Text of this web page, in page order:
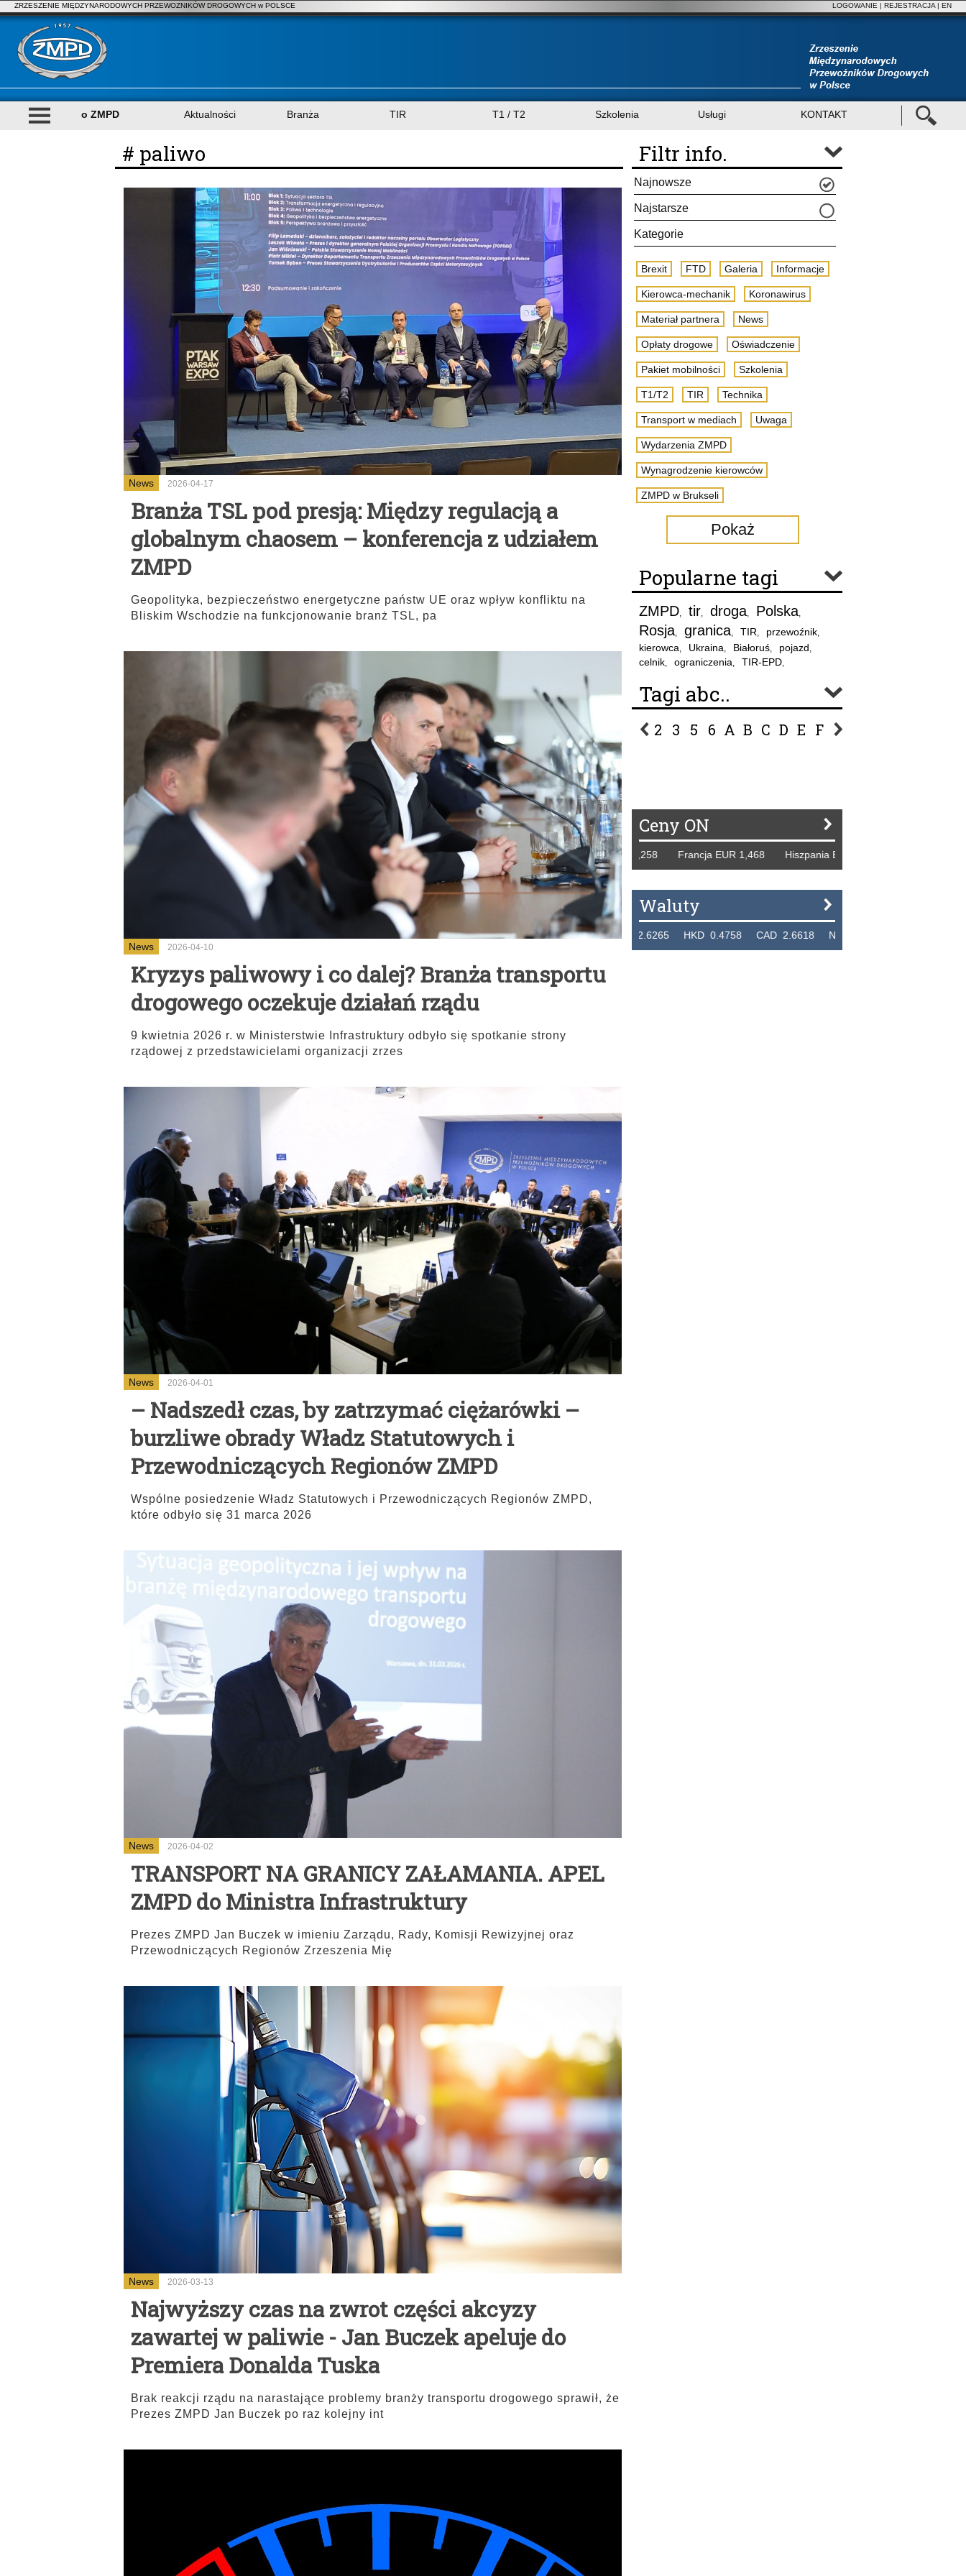
ZRZESZENIE MIĘDZYNARODOWYCH PRZEWOZNIKÓW DROGOWYCH w POLSCE LOGOWANIE | REJESTRACJA | EN
o ZMPD Aktualności Branża TIR T1 / T2 Szkolenia Usługi KONTAKT
# paliwo
News 2026-04-17
Branża TSL pod presją: Między regulacją a
globalnym chaosem – konferencja z udziałem
ZMPD
Geopolityka, bezpieczeństwo energetyczne państw UE oraz wpływ konfliktu na
Bliskim Wschodzie na funkcjonowanie branż TSL, pa
News 2026-04-10
Kryzys paliwowy i co dalej? Branża transportu
drogowego oczekuje działań rządu
9 kwietnia 2026 r. w Ministerstwie Infrastruktury odbyło się spotkanie strony
rządowej z przedstawicielami organizacji zrzes
News 2026-04-01
– Nadszedł czas, by zatrzymać ciężarówki –
burzliwe obrady Władz Statutowych i
Przewodniczących Regionów ZMPD
Wspólne posiedzenie Władz Statutowych i Przewodniczących Regionów ZMPD,
które odbyło się 31 marca 2026
News 2026-04-02
TRANSPORT NA GRANICY ZAŁAMANIA. APEL
ZMPD do Ministra Infrastruktury
Prezes ZMPD Jan Buczek w imieniu Zarządu, Rady, Komisji Rewizyjnej oraz
Przewodniczących Regionów Zrzeszenia Mię
News 2026-03-13
Najwyższy czas na zwrot części akcyzy
zawartej w paliwie - Jan Buczek apeluje do
Premiera Donalda Tuska
Brak reakcji rządu na narastające problemy branży transportu drogowego sprawił, że
Prezes ZMPD Jan Buczek po raz kolejny int
Filtr info.
Najnowsze
Najstarsze
Kategorie
Brexit FTD Galeria Informacje
Kierowca-mechanik Koronawirus
Materiał partnera News
Opłaty drogowe Oświadczenie
Pakiet mobilności Szkolenia
T1/T2 TIR Technika
Transport w mediach Uwaga
Wydarzenia ZMPD
Wynagrodzenie kierowców
ZMPD w Brukseli
Pokaż
Popularne tagi
ZMPD, tir, droga, Polska,
Rosja, granica, TIR, przewoźnik,
kierowca, Ukraina, Białoruś, pojazd,
celnik, ograniczenia, TIR-EPD,
Tagi abc..
2 3 5 6 A B C D E F G
Ceny ON
Tydzień 42/2019 r. Niemcy EUR 1,258 Francja EUR 1,468 Hiszpania EUR 1,229 WB GBP 1,318
Waluty
THB 0.1129 USD 3.7324 AUD 2.6265 HKD 0.4758 CAD 2.6618 NZD 2.1914 SGD 2.9123